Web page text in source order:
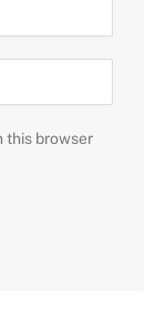
this browser